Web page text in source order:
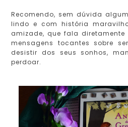
Recomendo, sem dúvida
lindo e com história
amizade, que fala
mensagens tocantes sobre
desistir dos seus sonhos,
perdoar.